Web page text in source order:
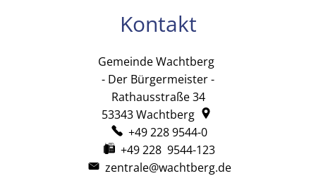
Kontakt
Gemeinde Wachtberg
- Der Bürgermeister -
Rathausstraße 34
53343Wachtberg
+49 228 9544-0
+49 228 9544-123
zentrale@wachtberg.de